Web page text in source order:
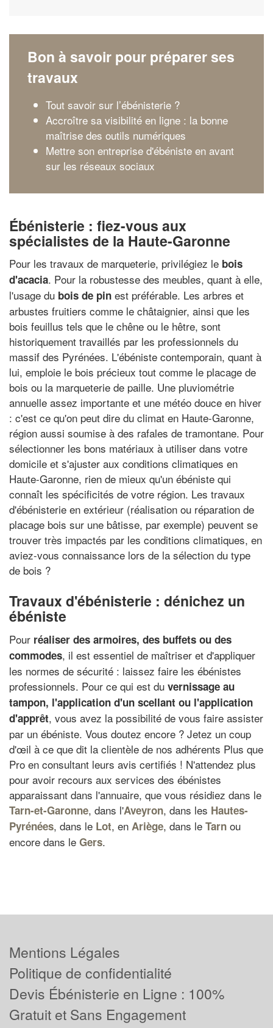
Bon à savoir pour préparer ses
travaux
Tout savoir sur l’ébénisterie ?
Accroître sa visibilité en ligne : la bonne
maîtrise des outils numériques
Mettre son entreprise d'ébéniste en avant
sur les réseaux sociaux
Ébénisterie : fiez-vous aux
spécialistes de la Haute-Garonne
Pour les travaux de marqueterie, privilégiez le bois
d'acacia. Pour la robustesse des meubles, quant à elle,
l'usage du bois de pin est préférable. Les arbres et
arbustes fruitiers comme le châtaignier, ainsi que les
bois feuillus tels que le chêne ou le hêtre, sont
historiquement travaillés par les professionnels du
massif des Pyrénées. L'ébéniste contemporain, quant à
lui, emploie le bois précieux tout comme le placage de
bois ou la marqueterie de paille. Une pluviométrie
annuelle assez importante et une météo douce en hiver
: c'est ce qu'on peut dire du climat en Haute-Garonne,
région aussi soumise à des rafales de tramontane. Pour
sélectionner les bons matériaux à utiliser dans votre
domicile et s'ajuster aux conditions climatiques en
Haute-Garonne, rien de mieux qu'un ébéniste qui
connaît les spécificités de votre région. Les travaux
d'ébénisterie en extérieur (réalisation ou réparation de
placage bois sur une bâtisse, par exemple) peuvent se
trouver très impactés par les conditions climatiques, en
aviez-vous connaissance lors de la sélection du type
de bois ?
Travaux d'ébénisterie : dénichez un
ébéniste
Pour réaliser des armoires, des buffets ou des
commodes, il est essentiel de maîtriser et d'appliquer
les normes de sécurité : laissez faire les ébénistes
professionnels. Pour ce qui est du vernissage au
tampon, l'application d'un scellant ou l'application
d'apprêt, vous avez la possibilité de vous faire assister
par un ébéniste. Vous doutez encore ? Jetez un coup
d'œil à ce que dit la clientèle de nos adhérents Plus que
Pro en consultant leurs avis certifiés ! N'attendez plus
pour avoir recours aux services des ébénistes
apparaissant dans l'annuaire, que vous résidiez dans le
Tarn-et-Garonne, dans l'Aveyron, dans les Hautes-
Pyrénées, dans le Lot, en Ariège, dans le Tarn ou
encore dans le Gers.
Mentions Légales
Politique de confidentialité
Devis Ébénisterie en Ligne : 100%
Gratuit et Sans Engagement